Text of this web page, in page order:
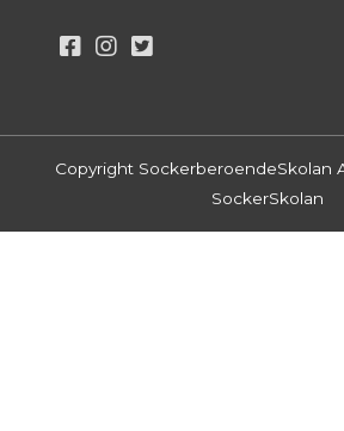
Copyright SockerberoendeSkolan
SockerSkolan